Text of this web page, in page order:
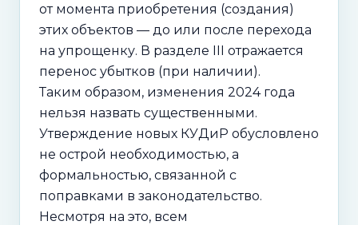
от момента приобретения (создания)
этих объектов — до или после перехода
на упрощенку. В разделе III отражается
перенос убытков (при наличии).
Таким образом, изменения 2024 года
нельзя назвать существенными.
Утверждение новых КУДиР обусловлено
не острой необходимостью, а
формальностью, связанной с
поправками в законодательство.
Несмотря на это, всем